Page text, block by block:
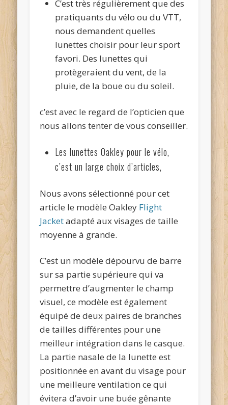
C’est très régulièrement que des
pratiquants du vélo ou du VTT,
nous demandent quelles
lunettes choisir pour leur sport
favori. Des lunettes qui
protègeraient du vent, de la
pluie, de la boue ou du soleil.
c’est avec le regard de l’opticien que
nous allons tenter de vous conseiller.
Les lunettes Oakley pour le vélo,
c’est un large choix d’articles,
Nous avons sélectionné pour cet
article le modèle Oakley Flight
Jacketadapté aux visages de taille
moyenne à grande.
C’est un modèle dépourvu de barre
sur sa partie supérieure qui va
permettre d’augmenter le champ
visuel, ce modèle est également
équipé de deux paires de branches
de tailles différentes pour une
meilleur intégration dans le casque.
La partie nasale de la lunette est
positionnée en avant du visage pour
une meilleure ventilation ce qui
évitera d’avoir une buée gênante